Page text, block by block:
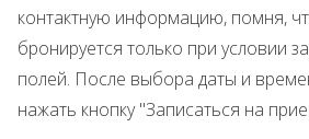
контактную информацию, помня,
бронируется только при условии
полей. После выбора даты и
нажать кнопку "Записаться на